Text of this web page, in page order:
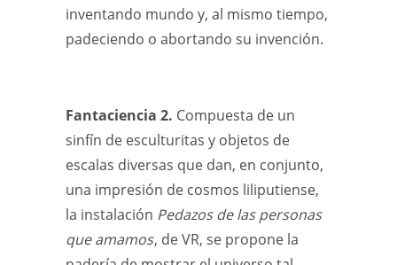
inventando mundo y, al mismo tiempo,
padeciendo o abortando su invención.
Fantaciencia 2. Compuesta de un
sinfín de esculturitas y objetos de
escalas diversas que dan, en conjunto,
una impresión de cosmos liliputiense,
la instalación Pedazos de las personas
que amamos, de VR, se propone la